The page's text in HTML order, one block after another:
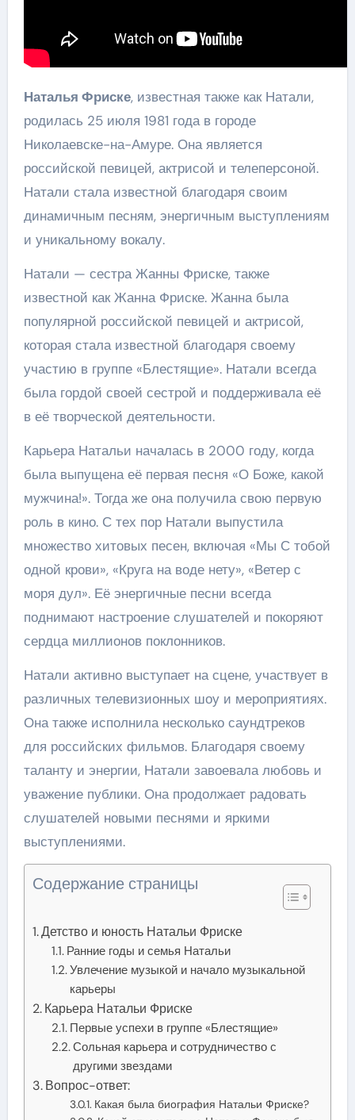
Наталья Фриске, известная также как Натали,
родилась 25 июля 1981 года в городе
Николаевске-на-Амуре. Она является
российской певицей, актрисой и телеперсоной.
Натали стала известной благодаря своим
динамичным песням, энергичным выступлениям
и уникальному вокалу.
Натали — сестра Жанны Фриске, также
известной как Жанна Фриске. Жанна была
популярной российской певицей и актрисой,
которая стала известной благодаря своему
участию в группе «Блестящие». Натали всегда
была гордой своей сестрой и поддерживала её
в её творческой деятельности.
Карьера Натальи началась в 2000 году, когда
была выпущена её первая песня «О Боже, какой
мужчина!». Тогда же она получила свою первую
роль в кино. С тех пор Натали выпустила
множество хитовых песен, включая «Мы С тобой
одной крови», «Круга на воде нету», «Ветер с
моря дул». Её энергичные песни всегда
поднимают настроение слушателей и покоряют
сердца миллионов поклонников.
Натали активно выступает на сцене, участвует в
различных телевизионных шоу и мероприятиях.
Она также исполнила несколько саундтреков
для российских фильмов. Благодаря своему
таланту и энергии, Натали завоевала любовь и
уважение публики. Она продолжает радовать
слушателей новыми песнями и яркими
выступлениями.
Содержание страницы
Детство и юность Натальи Фриске
Ранние годы и семья Натальи
Увлечение музыкой и начало музыкальной
карьеры
Карьера Натальи Фриске
Первые успехи в группе «Блестящие»
Сольная карьера и сотрудничество с
другими звездами
Вопрос-ответ:
Какая была биография Натальи Фриске?